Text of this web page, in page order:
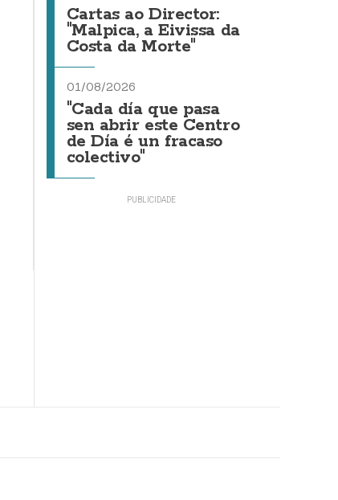
Cartas ao Director:
"Malpica, a Eivissa da
Costa da Morte"
01/08/2026
"Cada día que pasa
sen abrir este Centro
de Día é un fracaso
colectivo"